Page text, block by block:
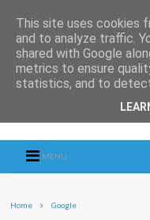
MENU
Home Google
This site uses cookies
and to analyze traffic.
shared with Google
metrics to ensure
statistics, and to